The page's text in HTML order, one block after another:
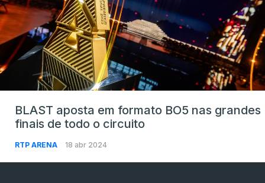
BLAST aposta em formato BO5 nas grandes
finais de todo o circuito
RTP ARENA 18 abr 2024